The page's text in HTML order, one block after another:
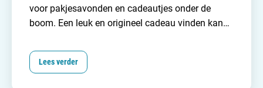
Nieuws / blog
Over Campingzoeker
voor pakjesavonden en cadeautjes onder de
boom. Een leuk en origineel cadeau vinden kan
op het account van Hip in het wild. Een webshop
met leuke en originele producten waar het hart
Lees verder